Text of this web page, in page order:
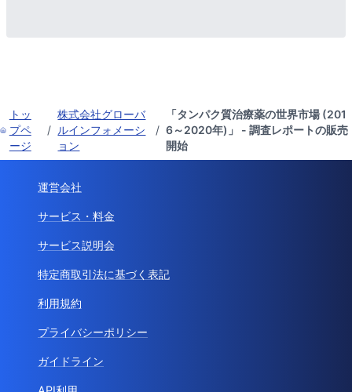
トッ
プペ
ージ
/
株式会社グローバ
ルインフォメーシ
ョン
/
「タンパク質治療薬の世界市場 (201
6～2020年)」 - 調査レポートの販売
開始
運営会社
サービス・料金
サービス説明会
特定商取引法に基づく表記
利用規約
プライバシーポリシー
ガイドライン